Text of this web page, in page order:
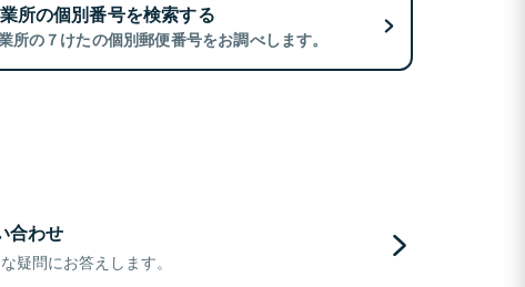
所の個別番号を検索する
所の７けたの個別郵便番号をお調べします。
合わせ
疑問にお答えします。